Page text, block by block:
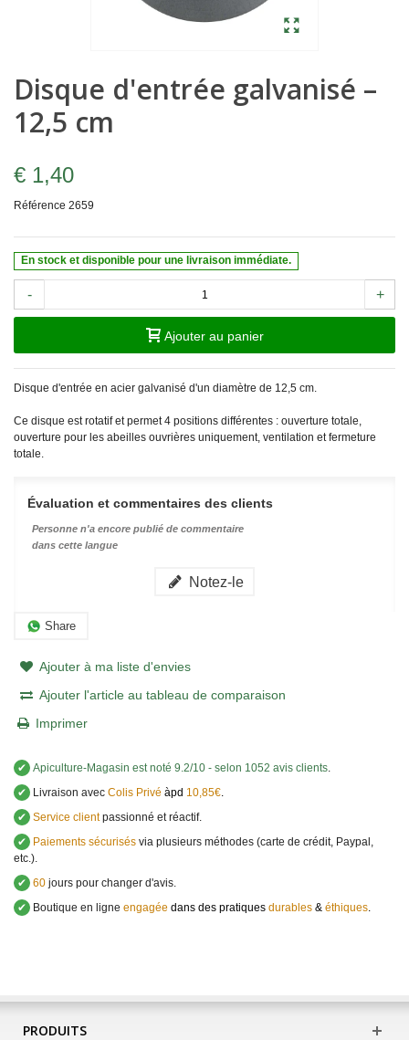
Disque d'entrée galvanisé –
12,5 cm
€ 1,40
Référence 2659
En stock et disponible pour une livraison immédiate.
- +
Ajouter au panier
Disque d'entrée en acier galvanisé d'un diamètre de 12,5 cm.
Ce disque est rotatif et permet 4 positions différentes : ouverture totale,
ouverture pour les abeilles ouvrières uniquement, ventilation et fermeture
totale.
Évaluation et commentaires des clients
Personne n'a encore publié de commentaire
dans cette langue
Notez-le
Share
Ajouter à ma liste d'envies
Ajouter l'article au tableau de comparaison
Imprimer
✔ Apiculture-Magasin est noté 9.2/10 - selon 1052 avis clients.
✔
Livraison avec Colis Privé àpd 10,85€.
✔ Service clientpassionné et réactif.
✔
Paiements sécurisés via plusieurs méthodes (carte de crédit, Paypal,
etc.).
✔ 60 jours pour changer d'avis.
✔
Boutique en ligne engagée dans des pratiques durables & éthiques.
PRODUITS